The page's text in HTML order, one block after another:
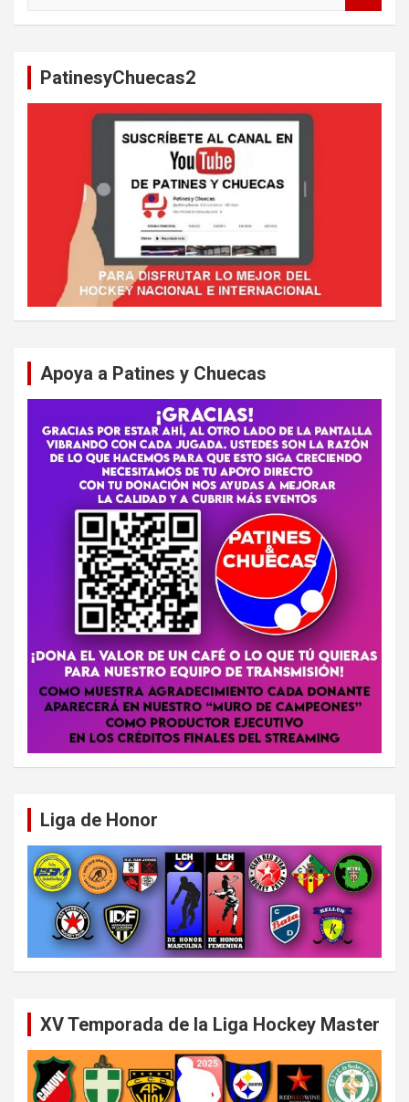
PatinesyChuecas2
Apoya a Patines y Chuecas
Liga de Honor
XV Temporada de la Liga Hockey Master